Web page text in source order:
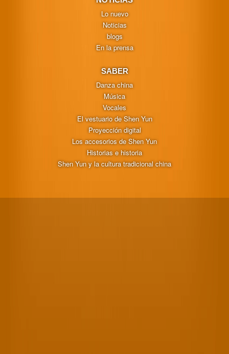
Lo nuevo
Noticias
blogs
En la prensa
SABER
Danza china
Música
Vocales
El vestuario de Shen Yun
Proyección digital
Los accesorios de Shen Yun
Historias e historia
Shen Yun y la cultura tradicional china